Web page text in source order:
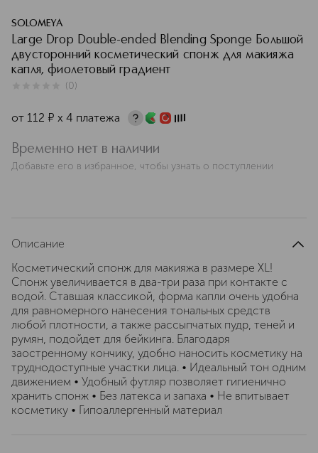
SOLOMEYA
Large Drop Double-ended Blending Sponge Большой
двусторонний косметический спонж для макияжа
капля, фиолетовый градиент
(0)
от 112 ¤ х 4 платежа
Временно нет в наличии
Добавьте его в избранное, чтобы узнать о поступлении
Описание
Косметический спонж для макияжа в размере XL!
Спонж увеличивается в два-три раза при контакте с
водой. Ставшая классикой, форма капли очень удобна
для равномерного нанесения тональных средств
любой плотности, а также рассыпчатых пудр, теней и
румян, подойдет для бейкинга. Благодаря
заостренному кончику, удобно наносить косметику на
труднодоступные участки лица. • Идеальный тон одним
движением • Удобный футляр позволяет гигиенично
хранить спонж • Без латекса и запаха • Не впитывает
косметику • Гипоаллергенный материал